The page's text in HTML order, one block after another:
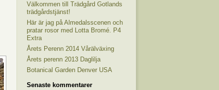
Välkommen till Trädgård Gotlands
trädgårdstjänst!
Här är jag på Almedalsscenen och
pratar rosor med Lotta Bromé. P4
Extra
Årets Perenn 2014 Vårälväxing
Årets perenn 2013 Daglilja
Botanical Garden Denver USA
Senaste kommentarer